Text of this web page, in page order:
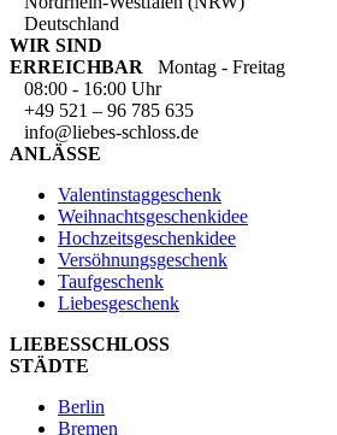
Deutschland
WIR SIND
ERREICHBAR
Montag - Freitag
08:00 - 16:00 Uhr
+49 521 – 96 785 635
info@liebes-schloss.de
ANLÄSSE
Valentinstaggeschenk
Weihnachtsgeschenkidee
Hochzeitsgeschenkidee
Versöhnungsgeschenk
Taufgeschenk
Liebesgeschenk
LIEBESSCHLOSS
STÄDTE
Berlin
Bremen